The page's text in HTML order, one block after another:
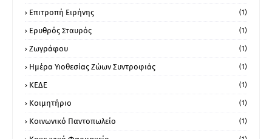
Επιτροπή Ειρήνης (1)
Ερυθρός Σταυρός (1)
Ζωγράφου (1)
Ημέρα Υιοθεσίας Ζώων Συντροφιάς (1)
ΚΕΔΕ (1)
Κοιμητήριο (1)
Κοινωνικό Παντοπωλείο (1)